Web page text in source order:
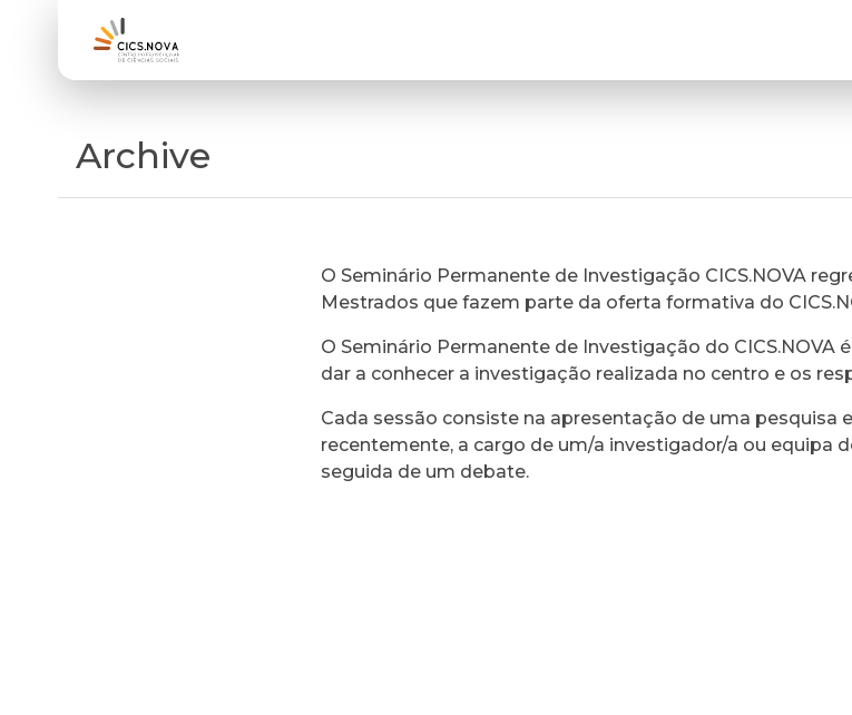
Archive
O Seminário Permanente de Investigação CICS.NOVA
Mestrados que fazem parte da oferta formativa do
O Seminário Permanente de Investigação do CICS.NOVA
dar a conhecer a investigação realizada no centro e os
Cada sessão consiste na apresentação de uma pesquisa
recentemente, a cargo de um/a investigador/a ou equipa
seguida de um debate.